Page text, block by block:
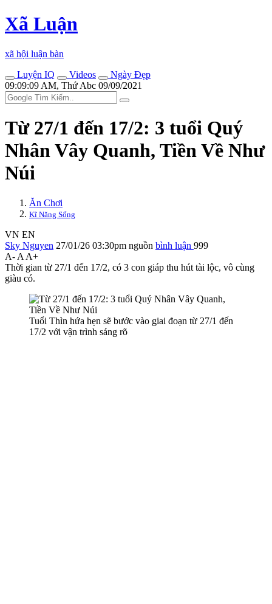
Xã Luận
xã hội luận bàn
Luyện IQ
Videos
Ngày Đẹp
09:09:09 AM, Thứ Abc 09/09/2021
Từ 27/1 đến 17/2: 3 tuổi Quý
Nhân Vây Quanh, Tiền Về Như
Núi
Ăn Chơi
Kĩ Năng Sống
VN EN
Sky Nguyen 27/01/26 03:30pm nguồn bình luận 999
A- A A+
Thời gian từ 27/1 đến 17/2, có 3 con giáp thu hút tài lộc, vô cùng
giàu có.
Tuổi Thìn hứa hẹn sẽ bước vào giai đoạn từ 27/1 đến
17/2 với vận trình sáng rõ